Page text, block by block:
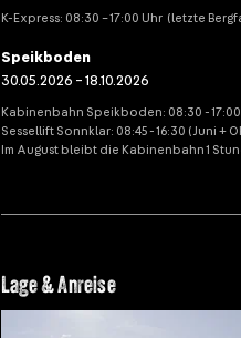
K-Express: 08:30 – 17:00 Uhr (letzte
Speikboden
30.05.2026 – 18.10.2026
Kabinenbahn Speikboden: 08:30 -
Sessellift Sonnklar: 08:45 - 16:30 (Juni +
Im August bleibt die Kabinenbahn 1
Lage & Anreise